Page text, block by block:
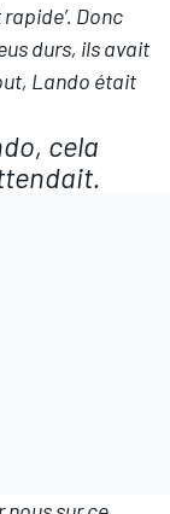
Donc
durs, ils avait
Lando était
cela